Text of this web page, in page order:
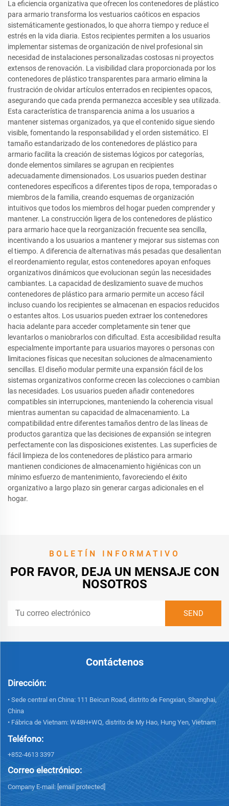
La eficiencia organizativa que ofrecen los contenedores de plástico
para armario transforma los vestuarios caóticos en espacios
sistemáticamente gestionados, lo que ahorra tiempo y reduce el
estrés en la vida diaria. Estos recipientes permiten a los usuarios
implementar sistemas de organización de nivel profesional sin
necesidad de instalaciones personalizadas costosas ni proyectos
extensos de renovación. La visibilidad clara proporcionada por los
contenedores de plástico transparentes para armario elimina la
frustración de olvidar artículos enterrados en recipientes opacos,
asegurando que cada prenda permanezca accesible y sea utilizada.
Esta característica de transparencia anima a los usuarios a
mantener sistemas organizados, ya que el contenido sigue siendo
visible, fomentando la responsabilidad y el orden sistemático. El
tamaño estandarizado de los contenedores de plástico para
armario facilita la creación de sistemas lógicos por categorías,
donde elementos similares se agrupan en recipientes
adecuadamente dimensionados. Los usuarios pueden destinar
contenedores específicos a diferentes tipos de ropa, temporadas o
miembros de la familia, creando esquemas de organización
intuitivos que todos los miembros del hogar pueden comprender y
mantener. La construcción ligera de los contenedores de plástico
para armario hace que la reorganización frecuente sea sencilla,
incentivando a los usuarios a mantener y mejorar sus sistemas con
el tiempo. A diferencia de alternativas más pesadas que desalientan
el reordenamiento regular, estos contenedores apoyan enfoques
organizativos dinámicos que evolucionan según las necesidades
cambiantes. La capacidad de deslizamiento suave de muchos
contenedores de plástico para armario permite un acceso fácil
incluso cuando los recipientes se almacenan en espacios reducidos
o estantes altos. Los usuarios pueden extraer los contenedores
hacia adelante para acceder completamente sin tener que
levantarlos o maniobrarlos con dificultad. Esta accesibilidad resulta
especialmente importante para usuarios mayores o personas con
limitaciones físicas que necesitan soluciones de almacenamiento
sencillas. El diseño modular permite una expansión fácil de los
sistemas organizativos conforme crecen las colecciones o cambian
las necesidades. Los usuarios pueden añadir contenedores
compatibles sin interrupciones, manteniendo la coherencia visual
mientras aumentan su capacidad de almacenamiento. La
compatibilidad entre diferentes tamaños dentro de las líneas de
productos garantiza que las decisiones de expansión se integren
perfectamente con las disposiciones existentes. Las superficies de
fácil limpieza de los contenedores de plástico para armario
mantienen condiciones de almacenamiento higiénicas con un
mínimo esfuerzo de mantenimiento, favoreciendo el éxito
organizativo a largo plazo sin generar cargas adicionales en el
hogar.
BOLETÍN INFORMATIVO
POR FAVOR, DEJA UN MENSAJE CON
NOSOTROS
Contáctenos
Dirección:
• Sede central en China: 111 Beicun Road, distrito de Fengxian, Shanghai,
China
• Fábrica de Vietnam: W48H+WQ, distrito de My Hao, Hung Yen, Vietnam
Teléfono:
+852-4613 3397
Correo electrónico:
Company E-mail: [email protected]